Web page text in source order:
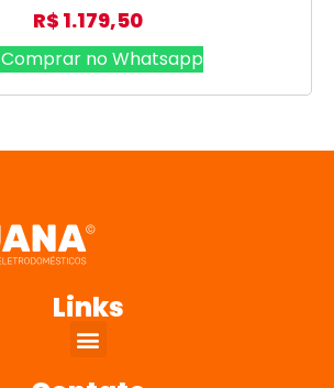
R$ 1.179,50
Comprar no Whatsapp
Links